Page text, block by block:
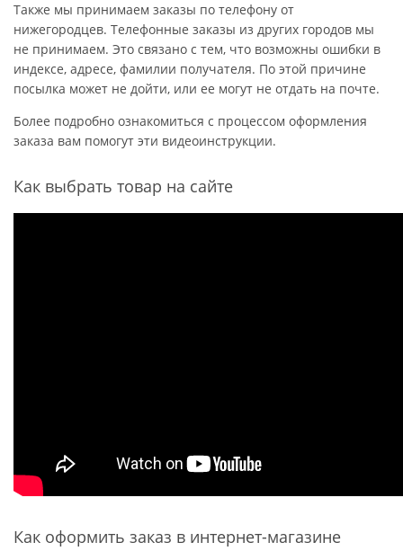
Также мы принимаем заказы по телефону от
нижегородцев. Телефонные заказы из других городов мы
не принимаем. Это связано с тем, что возможны ошибки в
индексе, адресе, фамилии получателя. По этой причине
посылка может не дойти, или ее могут не отдать на почте.
Более подробно ознакомиться с процессом оформления
заказа вам помогут эти видеоинструкции.
Как выбрать товар на сайте
Как оформить заказ в интернет-магазине